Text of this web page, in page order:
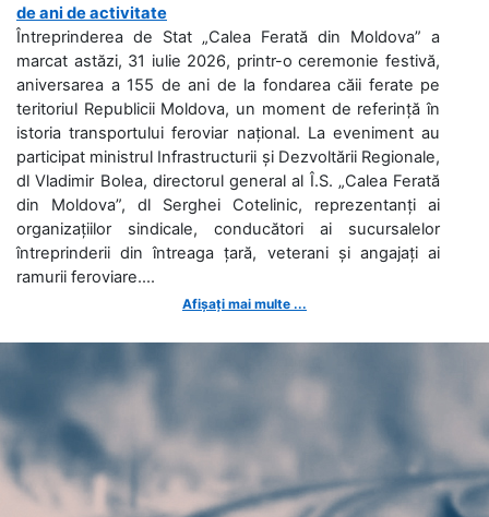
de ani de activitate
Întreprinderea de Stat „Calea Ferată din Moldova” a
marcat astăzi, 31 iulie 2026, printr-o ceremonie festivă,
aniversarea a 155 de ani de la fondarea căii ferate pe
teritoriul Republicii Moldova, un moment de referință în
istoria transportului feroviar național. La eveniment au
participat ministrul Infrastructurii și Dezvoltării Regionale,
dl Vladimir Bolea, directorul general al Î.S. „Calea Ferată
din Moldova”, dl Serghei Cotelinic, reprezentanți ai
organizațiilor sindicale, conducători ai sucursalelor
întreprinderii din întreaga țară, veterani și angajați ai
ramurii feroviare....
Afișați mai multe ...